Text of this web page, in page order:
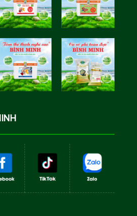
Học Bình
Minh